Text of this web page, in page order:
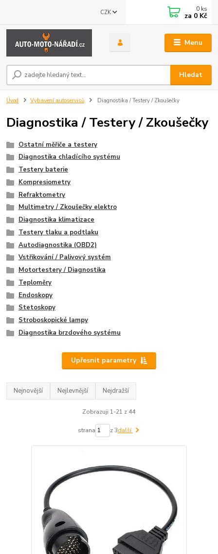
Menu
CZK
Hledat
0 ks
za 0 Kč
Úvod Vybavení autoservisů Diagnostika / Testery / Zkoušečky
Diagnostika / Testery / Zkoušečky
Ostatní měřiče a testery
Diagnostika chladícího systému
Testery baterie
Kompresiometry
Refraktometry
Multimetry / Zkoušečky elektro
Diagnostika klimatizace
Testery tlaku a podtlaku
Autodiagnostika (OBD2)
Vstřikování / Palivový systém
Motortestery / Diagnostika
Teploměry
Endoskopy
Stetoskopy
Stroboskopické lampy
Diagnostika brzdového systému
Upřesnit parametry
Nejnovější Nejlevnější Nejdražší
Zobrazuji 1-21 z 44
strana z 3další